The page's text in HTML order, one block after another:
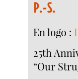
P.-S.
En logo :
25th
“Our